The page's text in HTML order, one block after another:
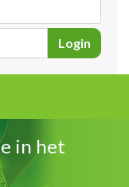
Login
in het